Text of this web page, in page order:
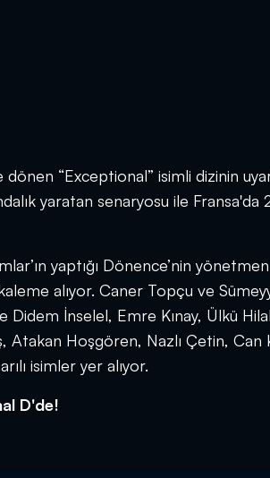
“Exceptional” isimli dizinin
yaratan senaryosu ile
yaptığı Dönence’nin
alıyor. Caner Topçu ve
Didem İnselel, Emre Kınay, Ülkü
Atakan Hoşgören, Nazlı Çetin, Can
isimler yer alıyor.
D'de!